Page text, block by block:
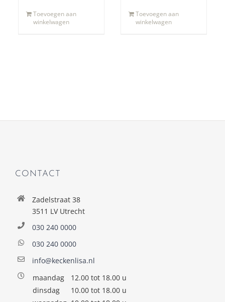
Toevoegen aan
winkelwagen
Toevoegen aan
winkelwagen
CONTACT
Zadelstraat 38
3511 LV Utrecht
030 240 0000
030 240 0000
info@keckenlisa.nl
maandag
12.00 tot 18.00 u
dinsdag
10.00 tot 18.00 u